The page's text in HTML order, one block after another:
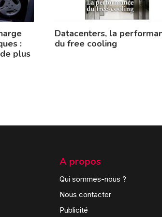
:
plus
Datacenters, la
du free cooling
A propos
Qui sommes-nous ?
Nous contacter
Publicité